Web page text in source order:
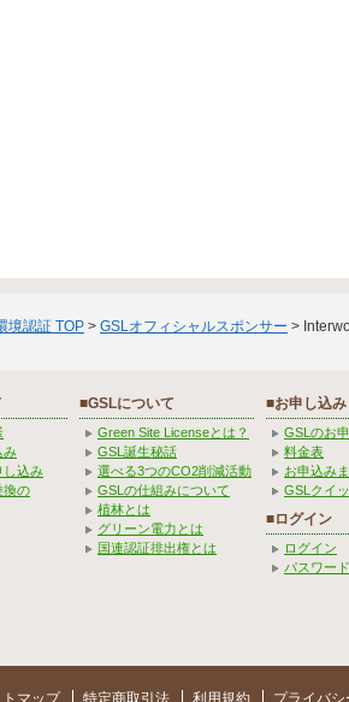
境認証 TOP > GSLオフィシャルスポンサー >
み
し込み
換の
■GSLについて
Green Site Licenseとは？
GSL誕生秘話
選べる3つのCO2削減活動
GSLの仕組みについて
植林とは
グリーン電力とは
国連認証排出権とは
■お申し込
GSLのお
料金表
お申込み
GSLクイ
■ログイン
ログイン
パスワー
マップ 特定商取引法 利用規約 プライバ